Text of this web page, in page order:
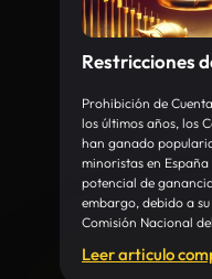
Restricciones
Prohibición de
los últimos años, los
han ganado
minoristas en
potencial de
embargo, debido a
Comisión Nacional del
Leer articulo